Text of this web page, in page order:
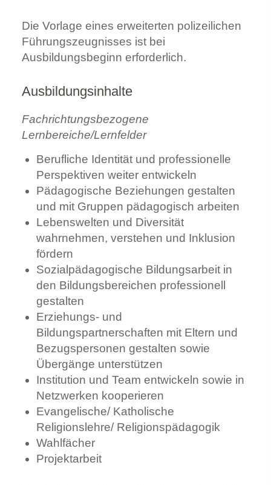
Die Vorlage eines erweiterten polizeilichen
Führungszeugnisses ist bei
Ausbildungsbeginn erforderlich.
Ausbildungsinhalte
Fachrichtungsbezogene
Lernbereiche/Lernfelder
Berufliche Identität und professionelle
Perspektiven weiter entwickeln
Pädagogische Beziehungen gestalten
und mit Gruppen pädagogisch arbeiten
Lebenswelten und Diversität
wahrnehmen, verstehen und Inklusion
fördern
Sozialpädagogische Bildungsarbeit in
den Bildungsbereichen professionell
gestalten
Erziehungs- und
Bildungspartnerschaften mit Eltern und
Bezugspersonen gestalten sowie
Übergänge unterstützen
Institution und Team entwickeln sowie in
Netzwerken kooperieren
Evangelische/ Katholische
Religionslehre/ Religionspädagogik
Wahlfächer
Projektarbeit